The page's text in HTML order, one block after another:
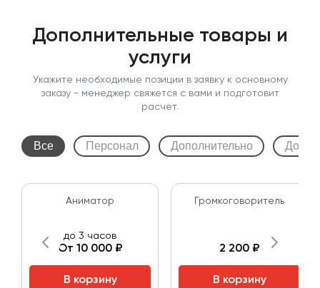
Дополнительные товары и
услуги
Укажите необходимые позиции в заявку к основному
заказу - менеджер свяжется с вами и подготовит
расчет.
Все Персонал Дополнительно
Аниматор
до 3 часов
От 10 000 ₽
В корзину
Громкоговоритель
2 200 ₽
В корзину